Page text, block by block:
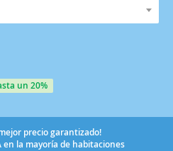
un 20%
precio garantizado!
en la mayoría de habitaciones